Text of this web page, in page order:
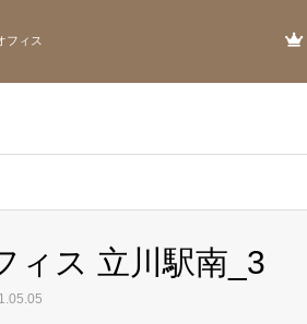
フィス
ィス 立川駅南_3